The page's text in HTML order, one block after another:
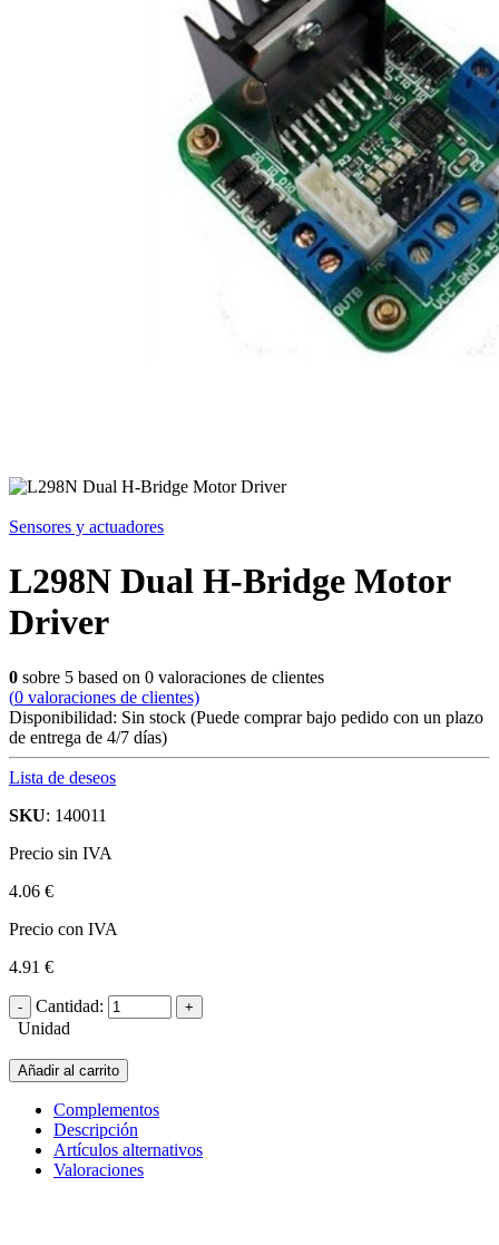
Sensores y actuadores
L298N Dual H-Bridge Motor
Driver
0 sobre 5 based on 0 valoraciones de clientes
(0 valoraciones de clientes)
Disponibilidad: Sin stock (Puede comprar bajo pedido con un plazo
de entrega de 4/7 días)
Lista de deseos
SKU: 140011
Precio sin IVA
4.06 €
Precio con IVA
4.91 €
Cantidad:
Unidad
Añadir al carrito
Complementos
Descripción
Artículos alternativos
Valoraciones